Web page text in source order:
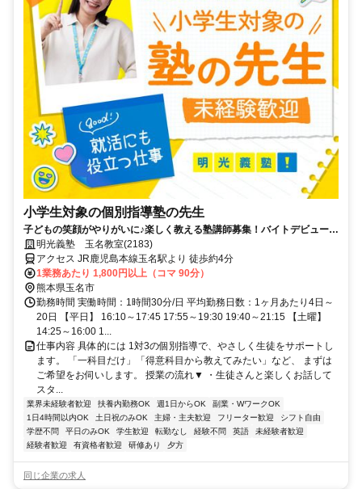
小学生対象の個別指導塾の先生
子どもの笑顔がやりがいに♪楽しく教える塾講師募集！バイトデビューで
も安心の研修あり！週1日からOK
明光義塾 玉名教室(2183)
アクセス JR鹿児島本線玉名駅より 徒歩約4分
1業務あたり 1,800円以上（コマ 90分）
熊本県玉名市
勤務時間 実働時間：1時間30分/日 平均勤務日数：1ヶ月あたり4日～
20日 【平日】 16:10～17:45 17:55～19:30 19:40～21:15 【土曜】
14:25～16:00 1...
仕事内容 具体的には 1対3の個別指導で、やさしく生徒をサポートし
ます。 「一科目だけ」「得意科目から教えてみたい」など、 まずは
ご希望をお伺いします。 授業の流れ▼ ・生徒さんと楽しくお話して
スタ...
業界未経験者歓迎 扶養内勤務OK 週1日からOK
副業・WワークOK
1日4時間以内OK
土日祝のみOK 主婦・主夫歓迎 フリーター歓迎
シフト自由
学歴不問
平日のみOK 学生歓迎 転勤なし 経験不問 英語
未経験者歓迎
経験者歓迎
有資格者歓迎 研修あり 夕方
同じ企業の求人